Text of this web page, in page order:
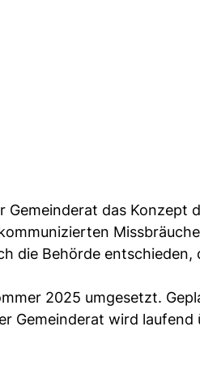
Gemeinderat das Konzept
die Behörde entschieden,
2025 umgesetzt.
Gemeinderat wird laufend